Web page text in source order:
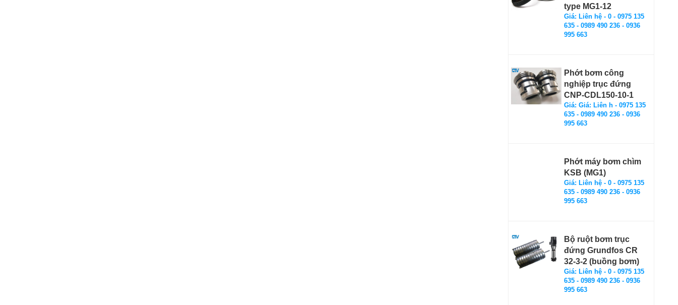
type MG1-12
Giá: Liên hệ - 0 - 0975 135
635 - 0989 490 236 - 0936
995 663
Phớt bơm công
nghiệp trục đứng
CNP-CDL150-10-1
Giá: Giá: Liên h - 0975 135
635 - 0989 490 236 - 0936
995 663
Phớt máy bơm chìm
KSB (MG1)
Giá: Liên hệ - 0 - 0975 135
635 - 0989 490 236 - 0936
995 663
Bộ ruột bơm trục
đứng Grundfos CR
32-3-2 (buồng bơm)
Giá: Liên hệ - 0 - 0975 135
635 - 0989 490 236 - 0936
995 663